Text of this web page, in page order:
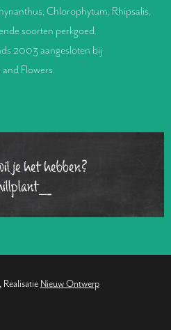
Chlorophytum, Rhipsalis,
soorten perkgoed.
2003 aangesloten bij
Flowers.
je het hebben?
Realisatie Nieuw Ontwerp